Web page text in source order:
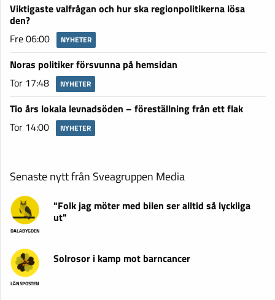
Viktigaste valfrågan och hur ska regionpolitikerna lösa
den?
Fre 06:00
NYHETER
Noras politiker försvunna på hemsidan
Tor 17:48
NYHETER
Tio års lokala levnadsöden – föreställning från ett flak
Tor 14:00
NYHETER
Senaste nytt från Sveagruppen Media
DALABYGDEN
"Folk jag möter med bilen ser alltid så lyckliga
ut"
LÄNSPOSTEN
Solrosor i kamp mot barncancer